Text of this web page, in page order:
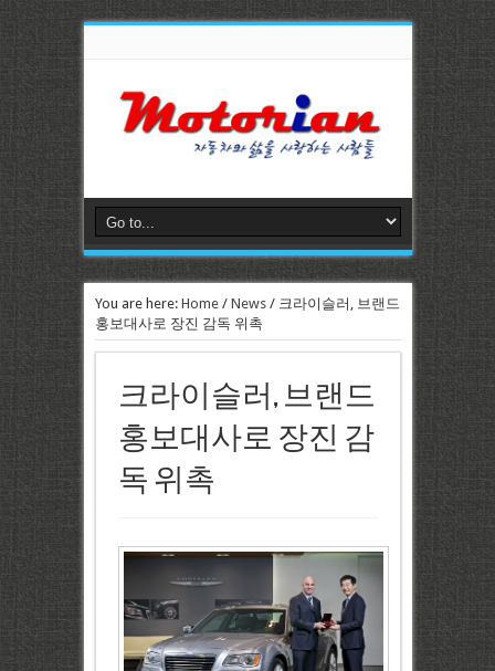
You are here: Home/ News/ 크라이슬러, 브랜드
홍보대사로 장진 감독 위촉
크라이슬러, 브랜드
홍보대사로 장진 감
독 위촉